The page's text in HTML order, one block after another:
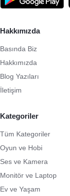
Hakkımızda
Basında Biz
Hakkımızda
Blog Yazıları
İletişim
Kategoriler
Tüm Kategoriler
Oyun ve Hobi
Ses ve Kamera
Monitör ve Laptop
Ev ve Yaşam